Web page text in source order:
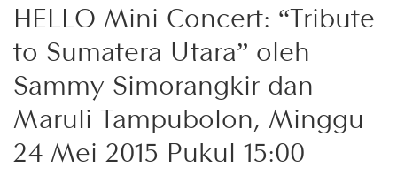
HELLO Mini Concert: “Tribute
to Sumatera Utara” oleh
Sammy Simorangkir dan
Maruli Tampubolon, Minggu
24 Mei 2015 Pukul 15:00